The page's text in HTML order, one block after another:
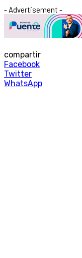
- Advertisement -
compartir
Facebook
Twitter
WhatsApp